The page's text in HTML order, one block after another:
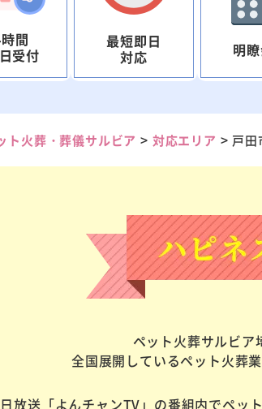
間
受付
最短即日
対応
明
ト火葬・葬儀サルビア > 対応エリア > 戸田
ペット火葬サルビア
全国展開しているペット火葬